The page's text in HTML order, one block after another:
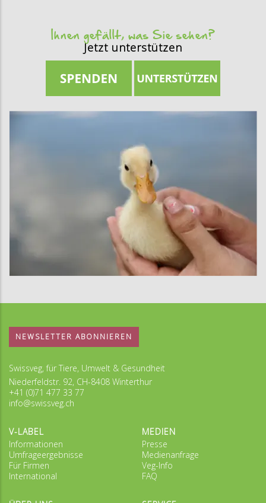
Ihnen gefällt, was Sie sehen?
Jetzt unterstützen
NEWSLETTER ABONNIEREN
Swissveg, für Tiere, Umwelt & Gesundheit
Niederfeldstr. 92, CH-8408 Winterthur
+41 (0)71 477 33 77
info@swissveg.ch
V-LABEL
Informationen
Umfrageergebnisse
Für Firmen
International
MEDIEN
Presse
Medienanfrage
Veg-Info
FAQ